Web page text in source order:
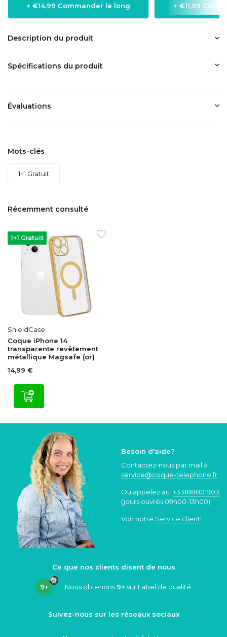
+ €14,99 Commander le long + €11,99
Description du produit
Spécifications du produit
Évaluations
Mots-clés
1+1 Gratuit
Récemment consulté
1+1 Gratuit
ShieldCase
Coque iPhone 14
transparente revêtement
métallique Magsafe (or)
14,99 €
Besoin d'aide?
Contactez-nous par mail à
service@coque-telephone.fr
Ou appelez au: +33188801903
(jours ouvrés 09h00-13h00)
Voir notre Service client!
Ce que nos clients disent de nous
9+ Nous obtenons 9+ sur Label de qualité
Suivez-nous sur les réseaux sociaux